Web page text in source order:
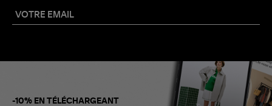
-10% EN TÉLÉCHARGEANT